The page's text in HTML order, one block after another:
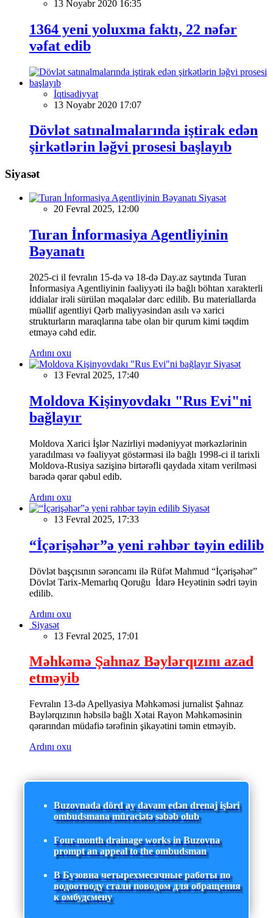
13 Noyabr 2020 16:35
1364 yeni yoluxma faktı, 22 nəfər
vəfat edib
İqtisadiyyat
13 Noyabr 2020 17:07
Dövlət satınalmalarında iştirak edən
şirkətlərin ləğvi prosesi başlayıb
Siyasət
Siyasət
20 Fevral 2025, 12:00
Turan İnformasiya Agentliyinin
Bəyanatı
2025-ci il fevralın 15-də və 18-də Day.az saytında Turan
İnformasiya Agentliyinin fəaliyyəti ilə bağlı böhtan xarakterli
iddialar irəli sürülən məqalələr dərc edilib. Bu materiallarda
müəllif agentliyi Qərb maliyyəsindən asılı və xarici
strukturların maraqlarına tabe olan bir qurum kimi təqdim
etməyə cəhd edir.
Ardını oxu
Siyasət
13 Fevral 2025, 17:40
Moldova Kişinyovdakı "Rus Evi"ni
bağlayır
Moldova Xarici İşlər Nazirliyi mədəniyyət mərkəzlərinin
yaradılması və fəaliyyət göstərməsi ilə bağlı 1998-ci il tarixli
Moldova-Rusiya sazişinə birtərəfli qaydada xitam verilməsi
barədə qərar qəbul edib.
Ardını oxu
Siyasət
13 Fevral 2025, 17:33
“İçərişəhər”ə yeni rəhbər təyin edilib
Dövlət başçısının sərəncamı ilə Rüfət Mahmud “İçərişəhər”
Dövlət Tarix-Memarlıq Qoruğu İdarə Heyətinin sədri təyin
edilib.
Ardını oxu
Siyasət
13 Fevral 2025, 17:01
Məhkəmə Şahnaz Bəylərqızını azad
etməyib
Fevralın 13-də Apellyasiya Məhkəməsi jurnalist Şahnaz
Bəylərqızının həbsilə bağlı Xətai Rayon Məhkəməsinin
qərarından müdafiə tərəfinin şikayətini təmin etməyib.
Ardını oxu
Buzovnada dörd ay davam edən drenaj işləri
ombudsmana müraciətə səbəb olub
Four-month drainage works in Buzovna
prompt an appeal to the ombudsman
В Бузовна четырехмесячные работы по
водоотводу стали поводом для обращения
к омбудсмену